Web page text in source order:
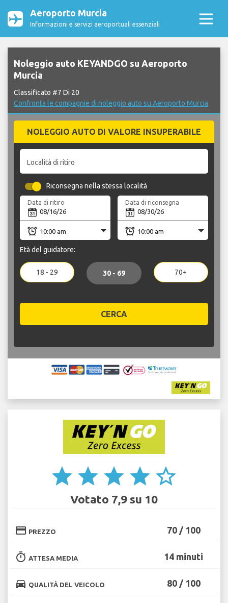
Aeroporto Murcia
Informazioni e servizi aeroportuali essenziali
Noleggio auto KEYANDGO su Aeroporto
Murcia
Classificato #7 Di 20
Confronta le compagnie di noleggio auto su Aeroporto Murcia
NOLEGGIO AUTO DI VALORE INSUPERABILE
Località di ritiro
Riconsegna nella stessa località
Data di ritiro Data di riconsegna
Età del guidatore:
18 - 29 30 - 69 70+
CERCA
star star star star star_border
Votato 7,9 su 10
credit_card PREZZO 70 / 100
timer ATTESA MEDIA 14 minuti
directions_car QUALITÀ DEL VEICOLO 80 / 100